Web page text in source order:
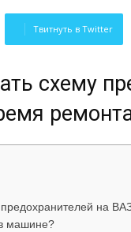
Твитнуть в Twitter
схему
предохранителей на
машине?